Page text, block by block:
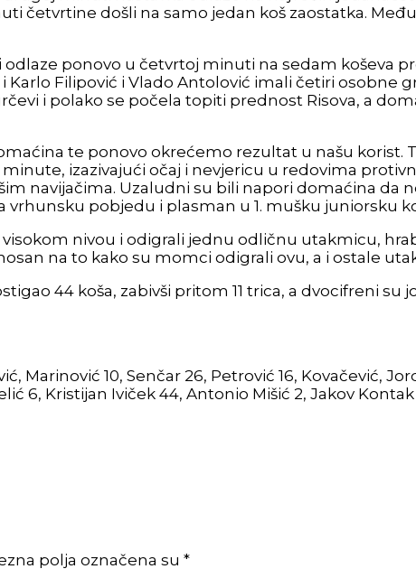
četvrtine došli na samo jedan koš zaostatka.
odlaze ponovo u četvrtoj minuti na sedam koševa
Filipović i Vlado Antolović imali četiri osobne
i polako se počela topiti prednost Risova, a
te ponovo okrećemo rezultat u našu korist.
izazivajući očaj i nevjericu u redovima
navijačima. Uzaludni su bili napori domaćina da
pobjedu i plasman u 1. mušku juniorsku
nivou i odigrali jednu odličnu utakmicu,
na to kako su momci odigrali ovu, a i ostale
44 koša, zabivši pritom 11 trica, a dvocifreni su
Marinović 10, Senčar 26, Petrović 16, Kovačević,
6, Kristijan Iviček 44, Antonio Mišić 2, Jakov
polja označena su *